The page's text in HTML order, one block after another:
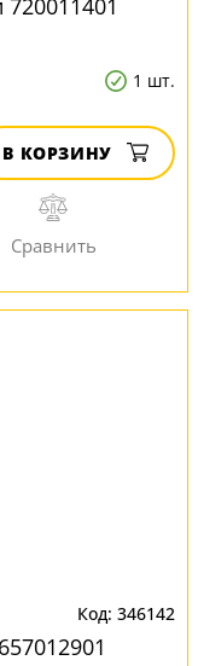
1 шт.
В КОРЗИНУ
346142